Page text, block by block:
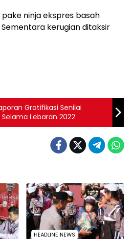
ninja ekspres basah
kerugian ditaksir
Gratifikasi Senilai
Lebaran 2022
HEADLINE NEWS